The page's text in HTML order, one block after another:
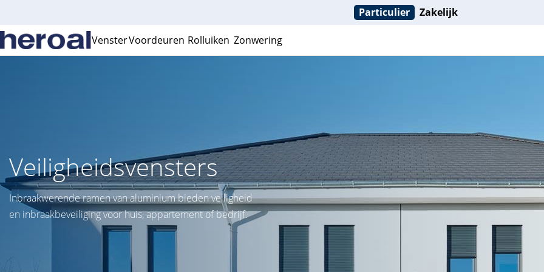
Particulier Zakelijk
VensterVoordeuren Rolluiken Zonwering
Veiligheidsvensters
Inbraakwerende ramen van aluminium bieden veiligheid
en inbraakbeveiliging voor huis, appartement of bedrijf.